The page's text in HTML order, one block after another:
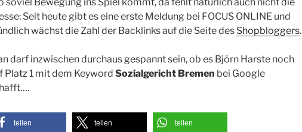
Seit heute gibt es eine erste Meldung bei FOCUS ONLINE und
wächst die Zahl der Backlinks auf die Seite des Shopbloggers.
darf inzwischen durchaus gespannt sein, ob es Björn Harste noch
Platz 1 mit dem Keyword Sozialgericht Bremen bei Google
teilen teilen teilen